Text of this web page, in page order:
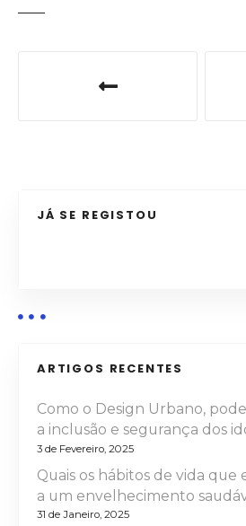
ã
JÁ SE REGISTOU
ARTIGOS RECENTES
Como o Design Urbano,
a inclusão e segurança dos
3 de Fevereiro, 2025
Quais os hábitos de vida que
a um envelhecimento
31 de Janeiro, 2025